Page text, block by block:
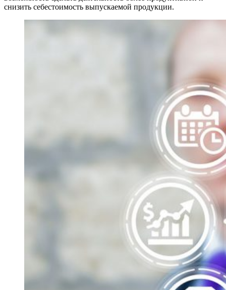
снизить себестоимость выпускаемой продукции.